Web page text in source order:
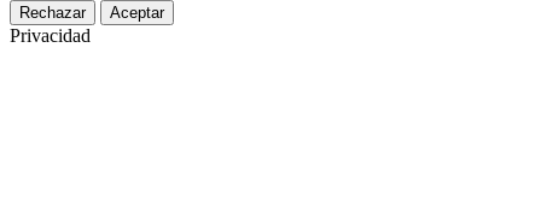
Rechazar Aceptar
Privacidad